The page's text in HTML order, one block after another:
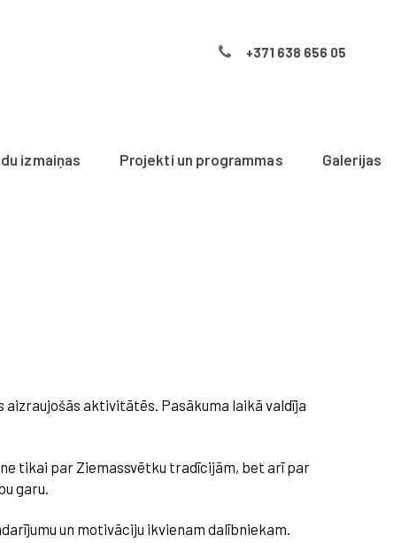
+371 638 656 05
izmaiņas Projekti un programmas Galerijas
aizraujošās aktivitātēs. Pasākuma laikā valdīja
tikai par Ziemassvētku tradīcijām, bet arī par
garu.
un motivāciju ikvienam dalībniekam.